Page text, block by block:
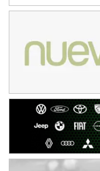
SUR SANTAFESINO - F4
TUCUMANO - F5
Juan Navarro (Asfalto)
El Timbó (Tucumán)